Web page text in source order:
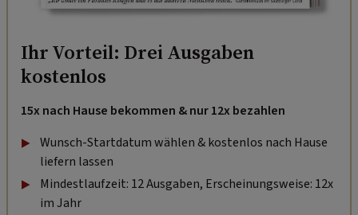
Ihr Vorteil: Drei Ausgaben
kostenlos
15x nach Hause bekommen & nur 12x bezahlen
Wunsch-Startdatum wählen & kostenlos nach Hause
liefern lassen
Mindestlaufzeit: 12 Ausgaben, Erscheinungsweise: 12x
im Jahr